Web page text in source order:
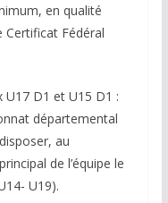
en qualité
Certificat Fédéral
D1 et U15 D1 :
départemental
au
de l’équipe le
U19).